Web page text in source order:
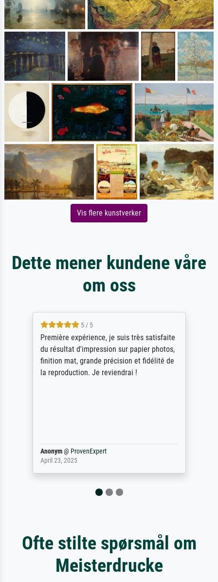
Vis flere kunstverker
Dette mener kundene våre
om oss
4.5 / 5
ik beoordeel Meisterdrucke zeer positief.
Door de 69505 beschikbare kunstenaars
scrollen is echter onbegonnen werk (na
stoppen begint het weer van voor af aan).
philip@ProvenExpert
September 23, 2025
Ofte stilte spørsmål om
Meisterdrucke